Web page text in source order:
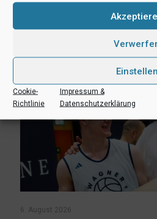
Einstellen
Cookie-
Richtlinie
Impressum &
Datenschutzerklärung
6. August 2026